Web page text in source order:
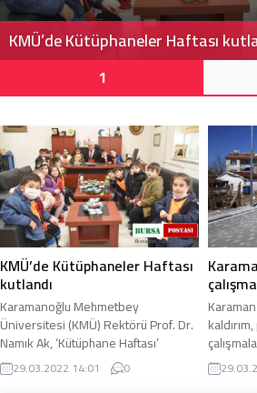
KMÜ’de Kütüphaneler Haftası
1
KMÜ’de Kütüphaneler Haftası
kutlandı
Karamanoğlu Mehmetbey
Üniversitesi (KMÜ) Rektörü Prof. Dr.
Namık Ak, ‘Kütüphane Haftası’
dolayısıyla düzenlenen etkinliğe
katıldı. KMÜ’de 58’inci ...
29.03.2022 14:01 0